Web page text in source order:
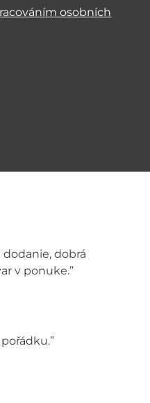
osobních
dodanie, dobrá
v ponuke.”